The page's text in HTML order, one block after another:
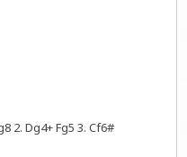
2. Dg4+ Fg5 3. Cf6#